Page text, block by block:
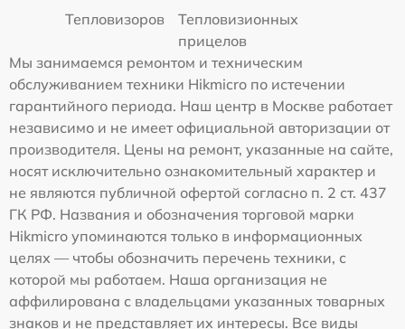
Тепловизоров
Тепловизионных
прицелов
Мы занимаемся ремонтом и техническим
обслуживанием техники Hikmicro по истечении
гарантийного периода. Наш центр в Москве работает
независимо и не имеет официальной авторизации от
производителя. Цены на ремонт, указанные на сайте,
носят исключительно ознакомительный характер и
не являются публичной офертой согласно п. 2 ст. 437
ГК РФ. Названия и обозначения торговой марки
Hikmicro упоминаются только в информационных
целях — чтобы обозначить перечень техники, с
которой мы работаем. Наша организация не
аффилирована с владельцами указанных товарных
знаков и не представляет их интересы. Все виды